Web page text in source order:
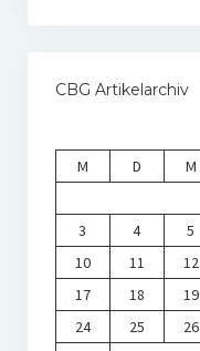
CBG Artikelarchiv
M
D M
3
4 5
10
11 12
17
18 19
24
25 26